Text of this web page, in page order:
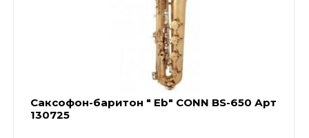
Саксофон-баритон " Eb" CONN BS-650 Арт
130725